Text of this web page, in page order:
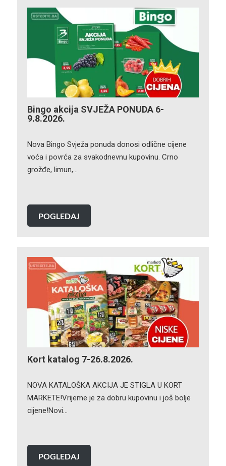
Bingo akcija SVJEŽA PONUDA 6-
9.8.2026.
Nova Bingo Svježa ponuda donosi odlične cijene
voća i povrća za svakodnevnu kupovinu. Crno
grožđe, limun,…
POGLEDAJ
Kort katalog 7-26.8.2026.
NOVA KATALOŠKA AKCIJA JE STIGLA U KORT
MARKETE!Vrijeme je za dobru kupovinu i još bolje
cijene!Novi…
POGLEDAJ